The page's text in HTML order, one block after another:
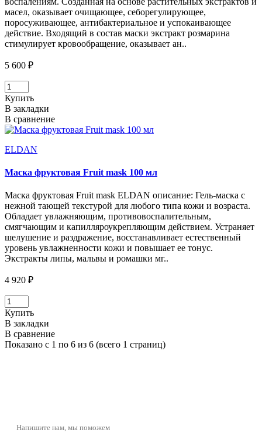
масел, оказывает очищающее, себорегулирующее,
поросуживающее, антибактериальное и успокаивающее
действие. Входящий в состав маски экстракт розмарина
стимулирует кровообращение, оказывает ан..
5 600 ₽
Купить
В закладки
В сравнение
ELDAN
Маска фруктовая Fruit mask 100 мл
Маска фруктовая Fruit mask ELDAN описание: Гель-маска с
нежной тающей текстурой для любого типа кожи и возраста.
Обладает увлажняющим, противовоспалительным,
смягчающим и капилляроукрепляющим действием. Устраняет
шелушение и раздражение, восстанавливает естественный
уровень увлажненности кожи и повышает ее тонус.
Экстракты липы, мальвы и ромашки мг..
4 920 ₽
Купить
В закладки
В сравнение
Показано с 1 по 6 из 6 (всего 1 страниц)
Напишите нам, мы поможем